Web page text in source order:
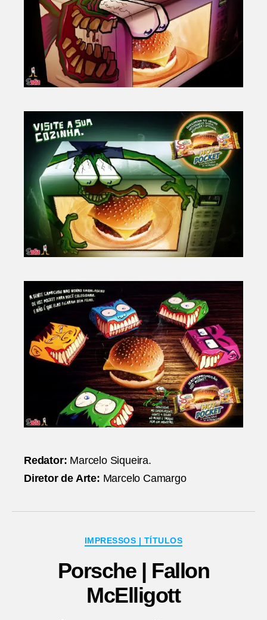
Redator: Marcelo Siqueira.
Diretor de Arte: Marcelo Camargo
Categorias
IMPRESSOS | TÍTULOS
Porsche | Fallon
McElligott